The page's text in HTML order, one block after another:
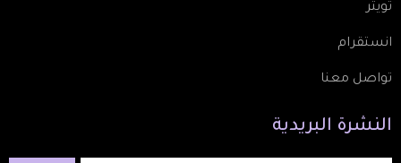
تويتر
انستقرام
تواصل معنا
النشرة البريدية